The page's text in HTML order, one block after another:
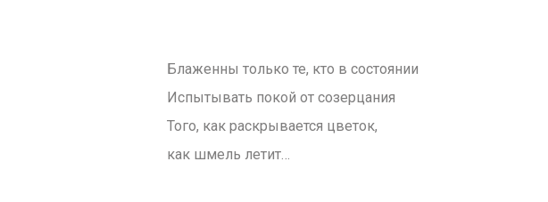
Блаженны только те, кто в состоянии
Испытывать покой от созерцания
Того, как раскрывается цветок,
как шмель летит…